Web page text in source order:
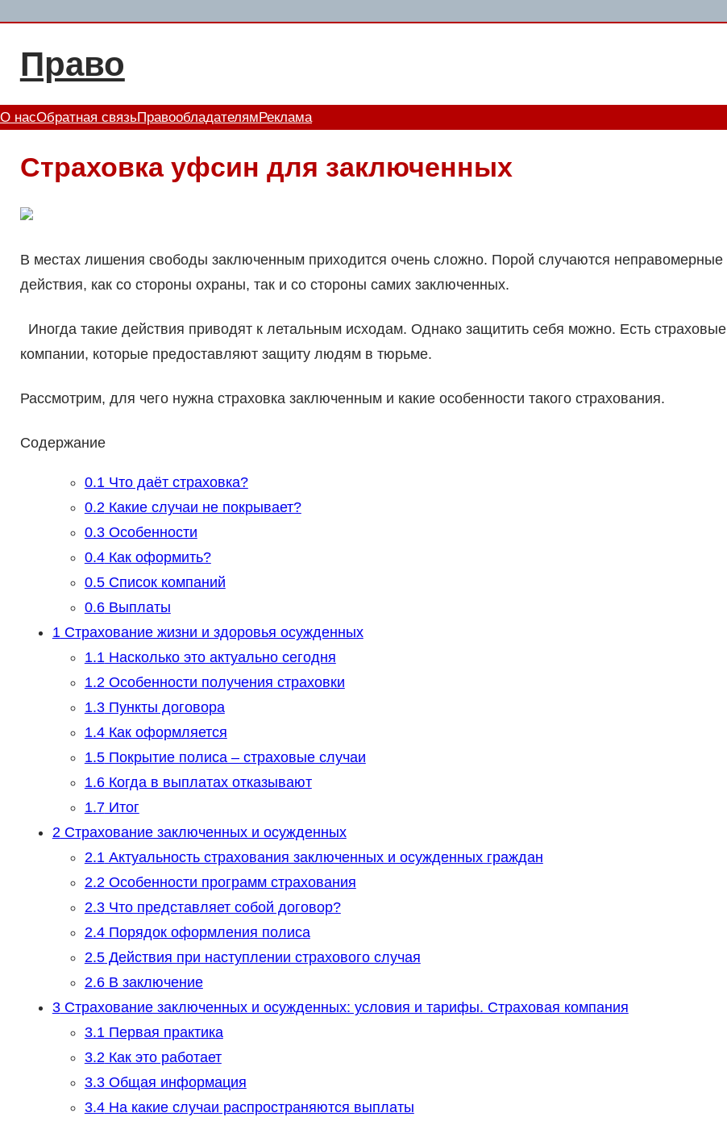
содержимому
Право
О насОбратная связьПравообладателям Реклама
Страховка уфсин для заключенных
В местах лишения свободы заключенным приходится очень сложно. Порой случаются неправомерные
действия, как со стороны охраны, так и со стороны самих заключенных.
Иногда такие действия приводят к летальным исходам. Однако защитить себя можно. Есть страховые
компании, которые предоставляют защиту людям в тюрьме.
Рассмотрим, для чего нужна страховка заключенным и какие особенности такого страхования.
Содержание
0.1Что даёт страховка?
0.2Какие случаи не покрывает?
0.3Особенности
0.4Как оформить?
0.5Список компаний
0.6Выплаты
1Страхование жизни и здоровья осужденных
1.1Насколько это актуально сегодня
1.2Особенности получения страховки
1.3Пункты договора
1.4Как оформляется
1.5Покрытие полиса – страховые случаи
1.6Когда в выплатах отказывают
1.7Итог
2Страхование заключенных и осужденных
2.1Актуальность страхования заключенных и осужденных граждан
2.2Особенности программ страхования
2.3Что представляет собой договор?
2.4Порядок оформления полиса
2.5Действия при наступлении страхового случая
2.6В заключение
3Страхование заключенных и осужденных: условия и тарифы. Страховая компания
3.1Первая практика
3.2Как это работает
3.3Общая информация
3.4На какие случаи распространяются выплаты